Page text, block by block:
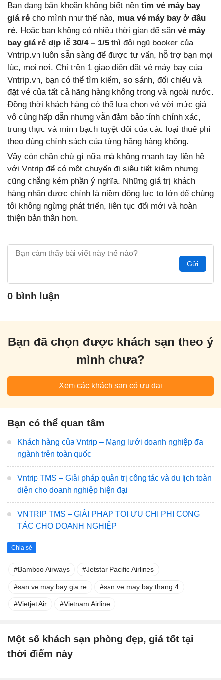
Bạn đang băn khoăn không biết nên tìm vé máy bay
giá rẻ cho mình như thế nào, mua vé máy bay ở đâu
rẻ. Hoặc bạn không có nhiều thời gian để săn vé máy
bay giá rẻ dịp lễ 30/4 – 1/5 thì đội ngũ booker của
Vntrip.vn luôn sẵn sàng để được tư vấn, hỗ trợ bạn mọi
lúc, mọi nơi. Chỉ trên 1 giao diện đặt vé máy bay của
Vntrip.vn, bạn có thể tìm kiếm, so sánh, đối chiếu và
đặt vé của tất cả hãng hàng không trong và ngoài nước.
Đồng thời khách hàng có thể lựa chọn vé với mức giá
vô cùng hấp dẫn nhưng vẫn đảm bảo tính chính xác,
trung thực và mình bạch tuyệt đối của các loại thuế phí
theo đúng chính sách của từng hãng hàng không.
Vậy còn chần chừ gì nữa mà không nhanh tay liên hệ
với Vntrip để có một chuyến đi siêu tiết kiệm nhưng
cũng chẳng kém phần ý nghĩa. Những giá trị khách
hàng nhận được chính là niềm động lực to lớn để chúng
tôi không ngừng phát triển, liên tục đổi mới và hoàn
thiện bản thân hơn.
Gửi
0 bình luận
Bạn đã chọn được khách sạn theo ý
mình chưa?
Xem các khách sạn có ưu đãi
Bạn có thể quan tâm
Khách hàng của Vntrip – Mạng lưới doanh nghiệp đa
ngành trên toàn quốc
Vntrip TMS – Giải pháp quản trị công tác và du lịch toàn
diện cho doanh nghiệp hiện đại
VNTRIP TMS – GIẢI PHÁP TỐI ƯU CHI PHÍ CÔNG
TÁC CHO DOANH NGHIỆP
Chia sẻ
Bamboo Airways Jetstar Pacific Airlines
san ve may bay gia re san ve may bay thang 4
Vietjet Air Vietnam Airline
Một số khách sạn phòng đẹp, giá tốt tại
thời điểm này